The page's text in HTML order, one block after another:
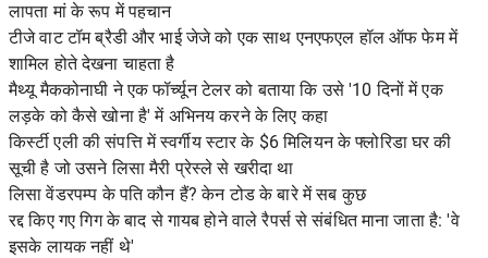
लापता मां के रूप में पहचान
टीजे वाट टॉम ब्रैडी और भाई जेजे को एक साथ एनएफएल हॉल ऑफ फेम में
शामिल होते देखना चाहता है
मैथ्यू मैककोनाघी ने एक फॉर्च्यून टेलर को बताया कि उसे '10 दिनों में एक
लड़के को कैसे खोना है' में अभिनय करने के लिए कहा
किर्स्टी एली की संपत्ति में स्वर्गीय स्टार के $6 मिलियन के फ्लोरिडा घर की
सूची है जो उसने लिसा मैरी प्रेस्ले से खरीदा था
लिसा वेंडरपम्प के पति कौन हैं? केन टोड के बारे में सब कुछ
रद्द किए गए गिग के बाद से गायब होने वाले रैपर्स से संबंधित माना जाता है: 'वे
इसके लायक नहीं थे'